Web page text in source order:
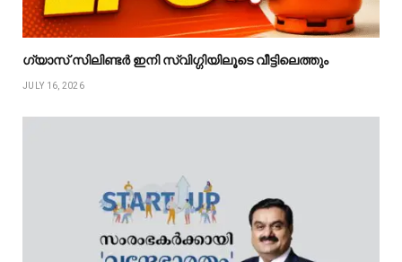
ഗ്യാസ് സിലിണ്ടർ ഇനി സ്വിഗ്ഗിയിലൂടെ വീട്ടിലെത്തും
JULY 16, 2026